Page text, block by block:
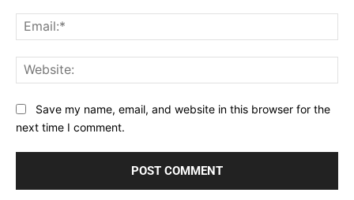
Save my name, email, and website in this browser for the
next time I comment.